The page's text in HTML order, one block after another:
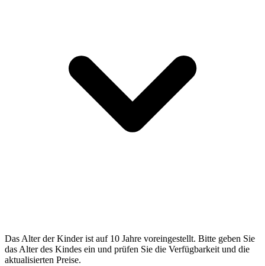
Das Alter der Kinder ist auf 10 Jahre voreingestellt. Bitte geben Sie
das Alter des Kindes ein und prüfen Sie die Verfügbarkeit und die
aktualisierten Preise.